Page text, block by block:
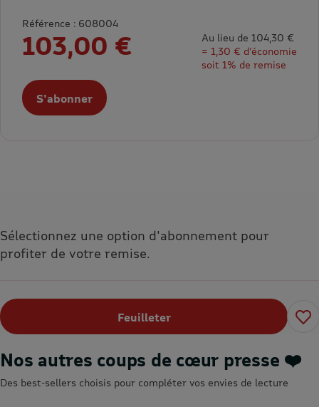
Référence : 608004
103,00 €
Au lieu de 104,30 €
= 1,30 € d’économie
soit 1% de remise
S'abonner
Sélectionnez une option d'abonnement pour
profiter de votre remise.
Feuilleter
Nos autres coups de cœur presse ❤️
Des best-sellers choisis pour compléter vos envies de lecture